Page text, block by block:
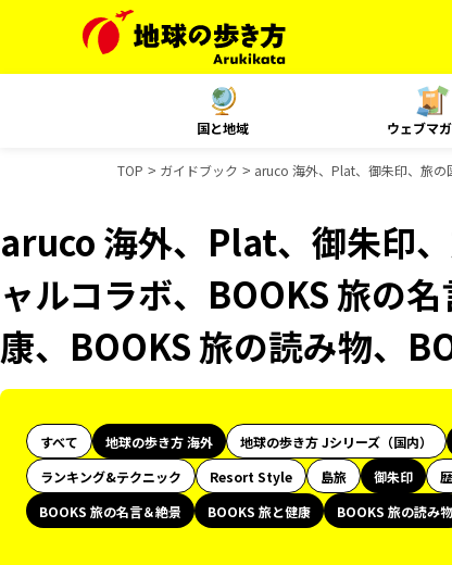
国と地域 ウェブマ
TOP ガイドブック aruco 海外、Plat、御朱印、旅の
aruco 海外、Plat、御朱印
ャルコラボ、BOOKS 旅の
康、BOOKS 旅の読み物、
すべて 地球の歩き方 海外 地球の歩き方 Jシリーズ（国内）
ランキング&テクニック
Resort Style 島旅 御朱印
BOOKS 旅の名言＆絶景
BOOKS 旅と健康 BOOKS 旅の読み物